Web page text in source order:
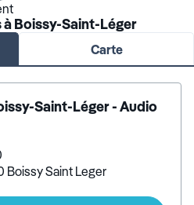
Boissy-Saint-Léger
Carte
Saint-Léger - Audio
Boissy Saint Leger